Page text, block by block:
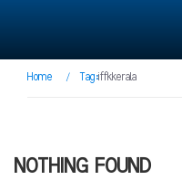
Home / Tag:iffkkerala
NOTHING FOUND